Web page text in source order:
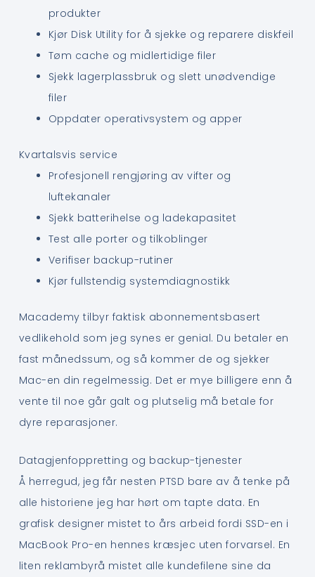
produkter
Kjør Disk Utility for å sjekke og reparere diskfeil
Tøm cache og midlertidige filer
Sjekk lagerplassbruk og slett unødvendige
filer
Oppdater operativsystem og apper
Kvartalsvis service
Profesjonell rengjøring av vifter og
luftekanaler
Sjekk batterihelse og ladekapasitet
Test alle porter og tilkoblinger
Verifiser backup-rutiner
Kjør fullstendig systemdiagnostikk
Macademy tilbyr faktisk abonnementsbasert
vedlikehold som jeg synes er genial. Du betaler en
fast månedssum, og så kommer de og sjekker
Mac-en din regelmessig. Det er mye billigere enn å
vente til noe går galt og plutselig må betale for
dyre reparasjoner.
Datagjenfoppretting og backup-tjenester
Å herregud, jeg får nesten PTSD bare av å tenke på
alle historiene jeg har hørt om tapte data. En
grafisk designer mistet to års arbeid fordi SSD-en i
MacBook Pro-en hennes kræsjec uten forvarsel. En
liten reklambyrå mistet alle kundefilene sine da